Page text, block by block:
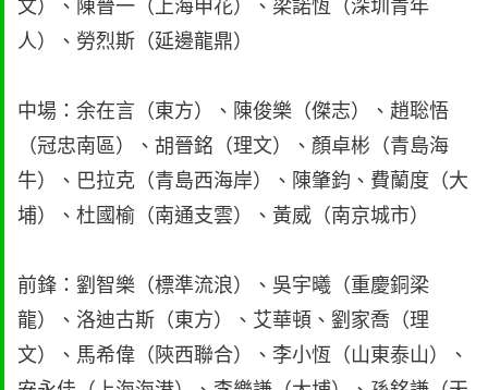
文）、陳晉一（上海申花）、梁諾恆（深圳青年
人）、勞烈斯（延邊龍鼎）
中場：余在言（東方）、陳俊樂（傑志）、趙聡悟
（冠忠南區）、胡晉銘（理文）、顏卓彬（青島海
牛）、巴拉克（青島西海岸）、陳肇鈞、費蘭度（大
埔）、杜國榆（南通支雲）、黃威（南京城市）
前鋒：劉智樂（標準流浪）、吳宇曦（重慶銅梁
龍）、洛迪古斯（東方）、艾華頓、劉家喬（理
文）、馬希偉（陝西聯合）、李小恆（山東泰山）、